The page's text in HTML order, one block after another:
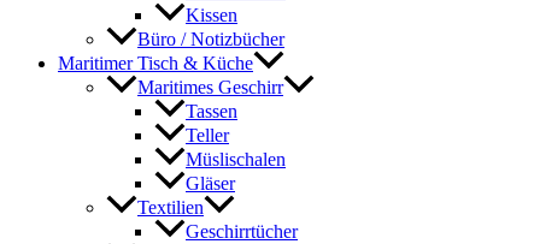
Kissen
Büro / Notizbücher
Maritimer Tisch & Küche
Maritimes Geschirr
Tassen
Teller
Müslischalen
Gläser
Textilien
Geschirrtücher